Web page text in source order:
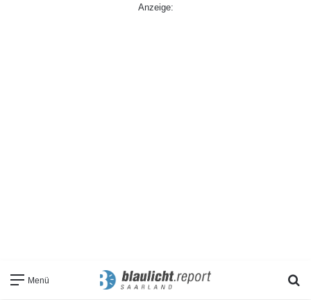
Anzeige:
Menü